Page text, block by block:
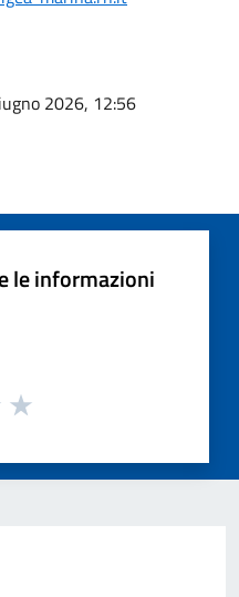
2026, 12:56
le informazioni